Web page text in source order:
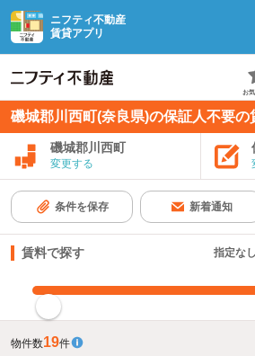
ニフティ不動産
賃貸アプリ
お
磯城郡川西町(奈良県)の保証人不要の
磯城郡川西町
変更する
条件を保存 新着通知
賃料で探す 指定なし
物件数19件